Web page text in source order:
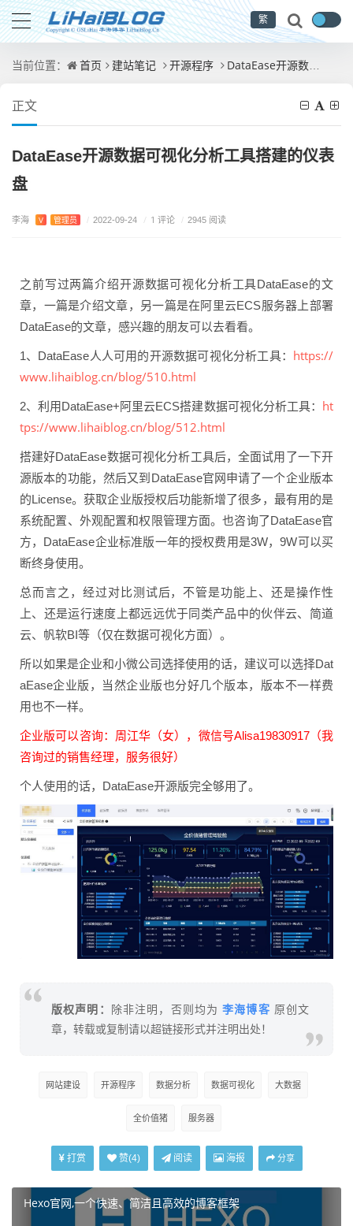
繁
当前位置： 首页 建站笔记 开源程序 DataEase开源数据可视化分析工具搭建的仪表盘
正文
DataEase开源数据可视化分析工具搭建的仪表
盘
李海 V 管理员 / 2022-09-24 / 1 评论 / 2945 阅读
之前写过两篇介绍开源数据可视化分析工具DataEase的文
章，一篇是介绍文章，另一篇是在阿里云ECS服务器上部署
DataEase的文章，感兴趣的朋友可以去看看。
1、DataEase人人可用的开源数据可视化分析工具： https://
www.lihaiblog.cn/blog/510.html
2、利用DataEase+阿里云ECS搭建数据可视化分析工具： ht
tps://www.lihaiblog.cn/blog/512.html
搭建好DataEase数据可视化分析工具后，全面试用了一下开
源版本的功能，然后又到DataEase官网申请了一个企业版本
的License。获取企业版授权后功能新增了很多，最有用的是
系统配置、外观配置和权限管理方面。也咨询了DataEase官
方，DataEase企业标准版一年的授权费用是3W，9W可以买
断终身使用。
总而言之，经过对比测试后，不管是功能上、还是操作性
上、还是运行速度上都远远优于同类产品中的伙伴云、简道
云、帆软BI等（仅在数据可视化方面）。
所以如果是企业和小微公司选择使用的话，建议可以选择Dat
aEase企业版，当然企业版也分好几个版本，版本不一样费
用也不一样。
企业版可以咨询：周江华（女），微信号Alisa19830917（我
咨询过的销售经理，服务很好）
个人使用的话，DataEase开源版完全够用了。
版权声明： 除非注明，否则均为 李海博客 原创文
章，转载或复制请以超链接形式并注明出处！
网站建设 开源程序 数据分析 数据可视化 大数据
全价值猪 服务器
打赏 赞(4) 阅读 海报 分享
Hexo官网,一个快速、简洁且高效的博客框架